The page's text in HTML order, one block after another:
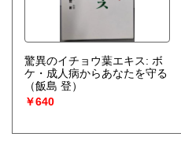
驚異のイチョウ葉エキス: ボ
ケ・成人病からあなたを守る
（飯島 登）
￥640